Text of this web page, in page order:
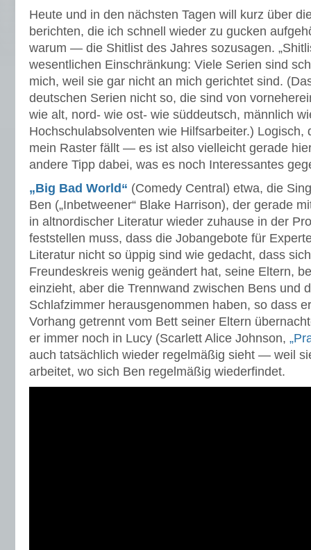
Heute und in den nächsten Tagen will kurz über
berichten, die ich schnell wieder zu gucken
warum — die Shitlist des Jahres sozusagen.
wesentlichen Einschränkung: Viele Serien sind
mich, weil sie gar nicht an mich gerichtet sind.
deutschen Serien nicht so, die sind von
wie alt, nord- wie ost- wie süddeutsch, männlich
Hochschulabsolventen wie Hilfsarbeiter.) Logisch,
mein Raster fällt — es ist also vielleicht gerade
andere Tipp dabei, was es noch Interessantes
„Big Bad World“ (Comedy Central) etwa, die
Ben („Inbetweener“ Blake Harrison), der gerade
in altnordischer Literatur wieder zuhause in der
feststellen muss, dass die Jobangebote für
Literatur nicht so üppig sind wie gedacht, dass
Freundeskreis wenig geändert hat, seine Eltern,
einzieht, aber die Trennwand zwischen Bens und
Schlafzimmer herausgenommen haben, so dass
Vorhang getrennt vom Bett seiner Eltern
er immer noch in Lucy (Scarlett Alice Johnson,
auch tatsächlich wieder regelmäßig sieht — weil
arbeitet, wo sich Ben regelmäßig wiederfindet.